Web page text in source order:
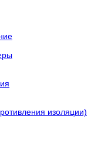
изоляции)